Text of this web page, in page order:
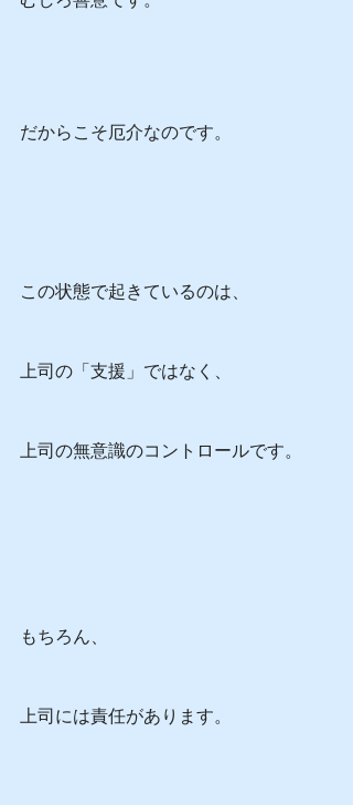
だからこそ厄介なのです。
この状態で起きているのは、
上司の「支援」ではなく、
上司の無意識のコントロールです。
もちろん、
上司には責任があります。